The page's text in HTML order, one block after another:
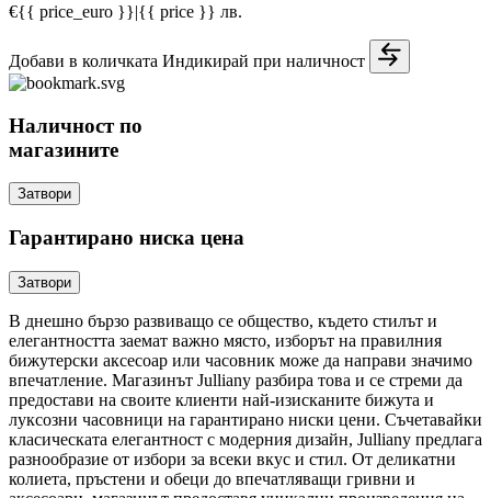
€{{ price_euro }}|{{ price }} лв.
Добави в количката Индикирай при наличност
Наличност по
магазините
Затвори
Гарантирано ниска цена
Затвори
В днешно бързо развиващо се общество, където стилът и
елегантността заемат важно място, изборът на правилния
бижутерски аксесоар или часовник може да направи значимо
впечатление. Магазинът Julliany разбира това и се стреми да
предостави на своите клиенти най-изисканите бижута и
луксозни часовници на гарантирано ниски цени. Съчетавайки
класическата елегантност с модерния дизайн, Julliany предлага
разнообразие от избори за всеки вкус и стил. От деликатни
колиета, пръстени и обеци до впечатляващи гривни и